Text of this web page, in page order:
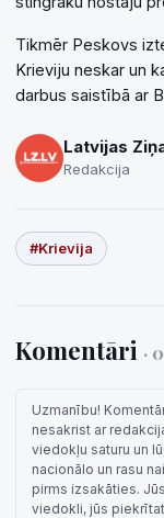
Tikmēr Peskovs
Krieviju neskar un
darbus saistībā ar
Latvijas
Redakcija
#Krievija
Komentāri · 0
Uzmanību!
nesakrist ar
viedokļu saturu un
nacionālo un rasu
pirms izsakāties.
viedokli, jūs